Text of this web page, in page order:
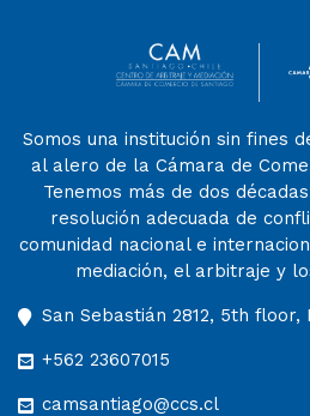
Somos una institución sin fines
al alero de la Cámara de
Tenemos más de dos
resolución adecuada de
comunidad nacional e
mediación, el arbitraje y
San Sebastián 2812, 5th floor,
+562 23607015
camsantiago@ccs.cl